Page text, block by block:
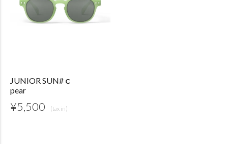
JUNIOR SUN#ｃ
pear
¥5,500